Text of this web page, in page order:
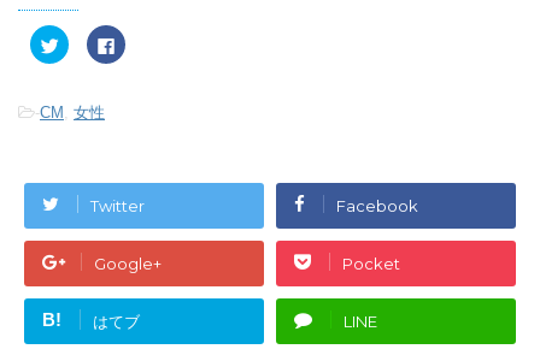
ク
リ
て
t
で
共
有
新
し
ィ
F
a
有
す
る
に
は
ク
リ
ッ
ク
し
て
く
-CM , 女性
Twitter Facebook
Google+ Pocket
B! はてブ LINE